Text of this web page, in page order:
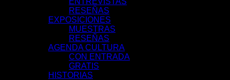
RESEÑAS
EXPOSICIONES
MUESTRAS
RESEÑAS
AGENDA CULTURA
CON ENTRADA
GRATIS
HISTORIAS